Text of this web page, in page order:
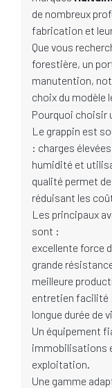
de nombreux
fabrication et
Que vous
forestière, un
manutention,
choix du modèle
Pourquoi choisir
Le grappin est
: charges
humidité et
qualité permet
réduisant les
Les principaux
sont :
excellente force
grande
meilleure
entretien facilité
longue durée de
Un équipement
immobilisations
exploitation.
Une gamme